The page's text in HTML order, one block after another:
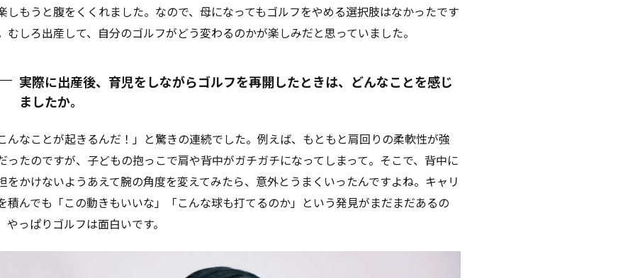
しもうと腹をくくれました。なので、母になってもゴルフをやめる選択肢はなかったです
むしろ出産して、自分のゴルフがどう変わるのかが楽しみだと思っていました。
実際に出産後、育児をしながらゴルフを再開したときは、どんなことを感じ
ましたか。
こんなことが起きるんだ！」と驚きの連続でした。例えば、もともと肩回りの柔軟性が強
ったのですが、子どもの抱っこで肩や背中がガチガチになってしまって。そこで、背中に
をかけないようあえて腕の角度を変えてみたら、意外とうまくいったんですよね。キャリ
積んでも「この動きもいいな」「こんな球も打てるのか」という発見がまだまだあるの
やっぱりゴルフは面白いです。